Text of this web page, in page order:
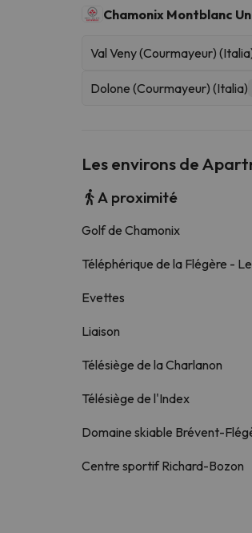
Chamonix Montblanc
Val Veny (Courmayeur)
Dolone (Courmayeur) (Italia)
Les environs de
A proximité
Golf de Chamonix
Téléphérique de la Flégère -
Evettes
Liaison
Télésiège de la Charlanon
Télésiège de l'Index
Domaine skiable Brévent-
Centre sportif Richard-Bozon